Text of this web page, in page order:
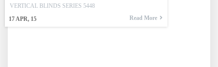
17APR, 15
VERTICAL BLINDS SERIES 5448
Read More